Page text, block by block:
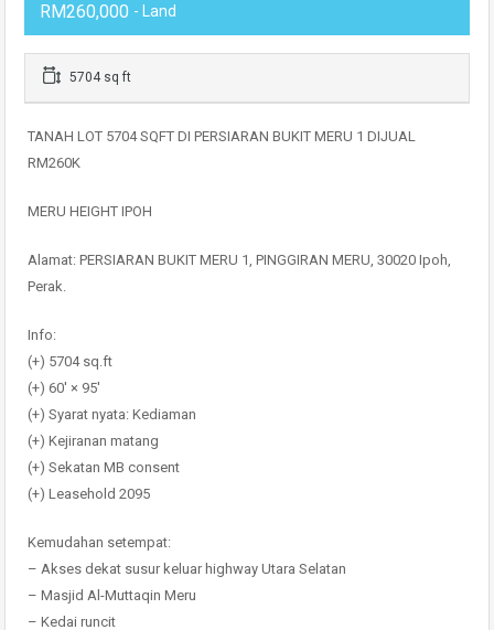
RM260,000 - Land
5704 sq ft
TANAH LOT 5704 SQFT DI PERSIARAN BUKIT MERU 1 DIJUAL
RM260K
MERU HEIGHT IPOH
Alamat: PERSIARAN BUKIT MERU 1, PINGGIRAN MERU, 30020 Ipoh,
Perak.
Info:
(+) 5704 sq.ft
(+) 60′ × 95′
(+) Syarat nyata: Kediaman
(+) Kejiranan matang
(+) Sekatan MB consent
(+) Leasehold 2095
Kemudahan setempat:
– Akses dekat susur keluar highway Utara Selatan
– Masjid Al-Muttaqin Meru
– Kedai runcit